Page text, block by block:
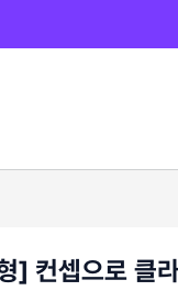
] 컨셉으로 클